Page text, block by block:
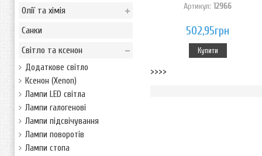
Олії та хімія
Санки
Світло та ксенон
Додаткове світло
Ксенон (Xenon)
Лампи LED світла
Лампи галогенові
Лампи підсвічування
Лампи поворотів
Лампи стопа
Артикул: 12966
502,95грн
Купити
>>>>